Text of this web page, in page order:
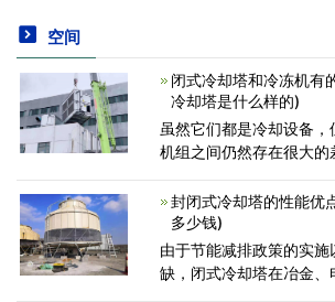
空间
闭式冷却塔和冷冻机有
冷却塔是什么样的)
虽然它们都是冷却设备
机组之间仍然存在很大的
和冷冻机组的冷却原理
在运行过程中只
封闭式冷却塔的性能优
多少钱)
由于节能减排政策的实
缺，闭式冷却塔在冶金、